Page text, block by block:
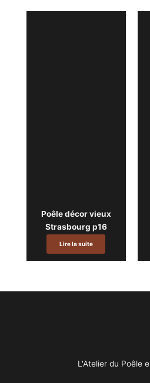
Poêle décor vieux
Strasbourg p16
Lire la suite
L'Atelier du Poêle